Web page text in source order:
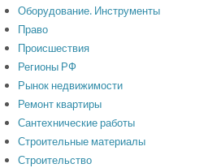
Оборудование. Инструменты
Право
Происшествия
Регионы РФ
Рынок недвижимости
Ремонт квартиры
Сантехнические работы
Строительные материалы
Строительство